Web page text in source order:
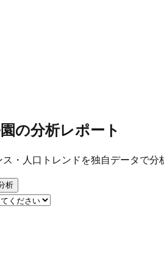
の分析レポート
・人口トレンドを独自データで分
析